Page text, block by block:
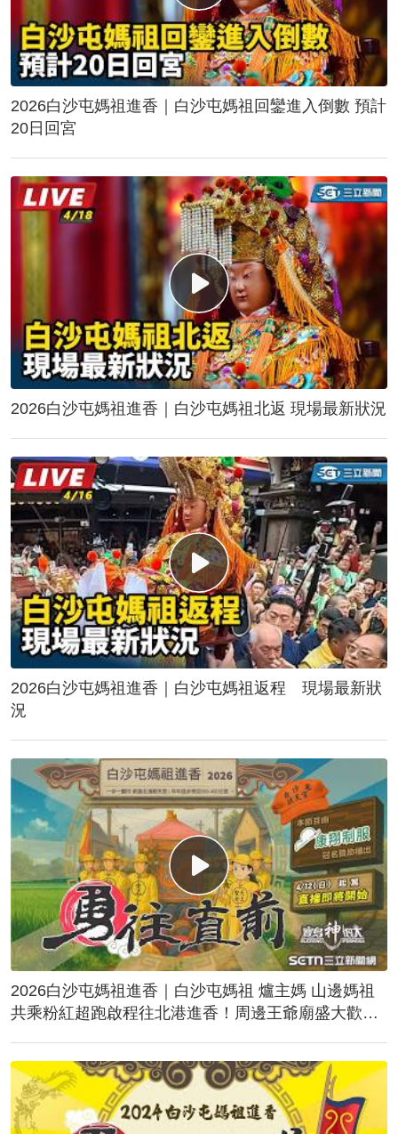
2026白沙屯媽祖進香｜白沙屯媽祖回鑾進入倒數 預計
20日回宮
2026白沙屯媽祖進香｜白沙屯媽祖北返 現場最新狀況
2026白沙屯媽祖進香｜白沙屯媽祖返程 現場最新狀
況
2026白沙屯媽祖進香｜白沙屯媽祖 爐主媽 山邊媽祖
共乘粉紅超跑啟程往北港進香！周邊王爺廟盛大歡